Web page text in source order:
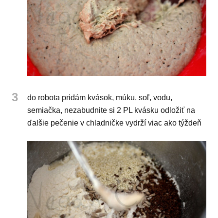
3
do robota pridám kvások, múku, soľ, vodu,
semiačka, nezabudnite si 2 PL kvásku odložiť na
ďalšie pečenie v chladničke vydrží viac ako týždeň